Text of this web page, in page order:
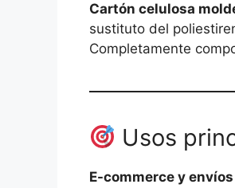
Cartón celulosa
sustituto del
Completamente
Usos
E-commerce y envíos